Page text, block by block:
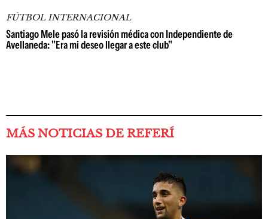
FÚTBOL INTERNACIONAL
Santiago Mele pasó la revisión médica con Independiente de
Avellaneda: "Era mi deseo llegar a este club"
MÁS NOTICIAS DE REFERÍ